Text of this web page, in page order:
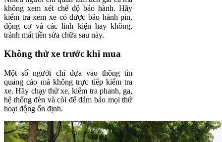
không xem xét chế độ bảo hành. Hãy
kiểm tra xem xe có được bảo hành pin,
động cơ và các linh kiện hay không,
tránh mất tiền sửa chữa sau này.
Không thử xe trước khi mua
Một số người chỉ dựa vào thông tin
quảng cáo mà không trực tiếp kiểm tra
xe. Hãy chạy thử xe, kiểm tra phanh, ga,
hệ thống đèn và còi để đảm bảo mọi thứ
hoạt động ổn định.